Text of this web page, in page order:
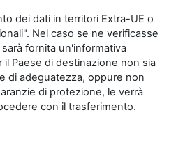
dei dati in territori Extra-UE o
Nel caso se ne verificasse
fornita un'informativa
Paese di destinazione non sia
di adeguatezza, oppure non
di protezione, le verrà
con il trasferimento.